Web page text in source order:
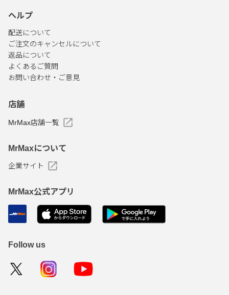
ヘルプ
配送について
ご注文のキャンセルについて
返品について
よくあるご質問
お問い合わせ・ご意見
店舗
MrMax店舗一覧
MrMaxについて
企業サイト
MrMax公式アプリ
Follow us